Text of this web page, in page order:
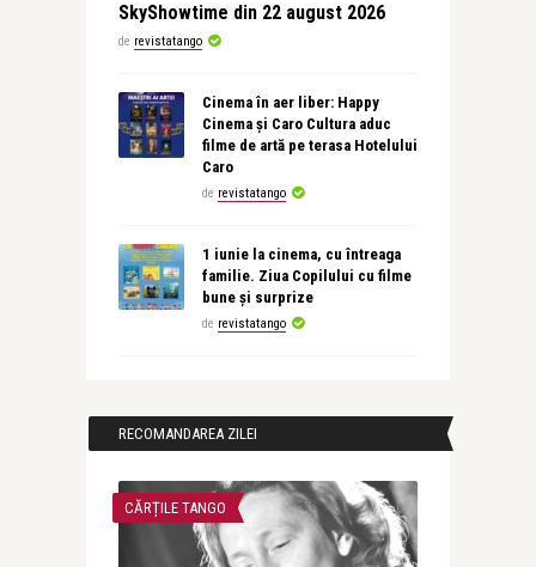
SkyShowtime din 22 august 2026
de revistatango
Cinema în aer liber: Happy
Cinema și Caro Cultura aduc
filme de artă pe terasa Hotelului
Caro
de revistatango
1 iunie la cinema, cu întreaga
familie. Ziua Copilului cu filme
bune și surprize
de revistatango
RECOMANDAREA ZILEI
CĂRȚILE TANGO